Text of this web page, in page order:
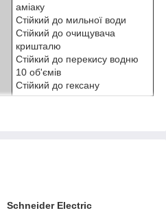
аміаку
Стійкий до мильної води
Стійкий до очищувача
кришталю
Стійкий до перекису водню
10 об'ємів
Стійкий до гексану
Schneider Electric